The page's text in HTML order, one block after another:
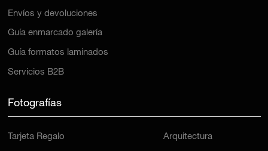
Envíos y devoluciones
Guía enmarcado galería
Guía formatos laminados
Servicios B2B
Fotografías
Tarjeta Regalo Arquitectura